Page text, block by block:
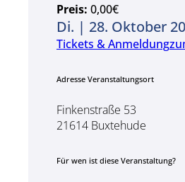
Preis: 0,00€
Di. | 28. Oktober
Tickets & Anmeldung
Adresse Veranstaltungsort
Finkenstraße 53
21614 Buxtehude
Für wen ist diese Veranstaltung?